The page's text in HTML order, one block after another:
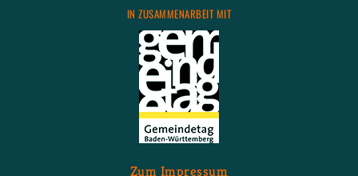
IN ZU­SAM­MEN­AR­BEIT MIT
Zum Im­pres­sum